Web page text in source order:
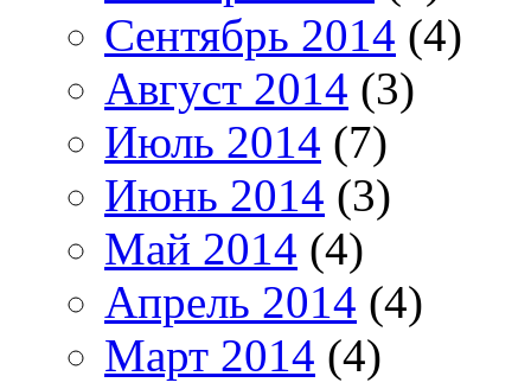
Сентябрь 2014 (4)
Август 2014 (3)
Июль 2014 (7)
Июнь 2014 (3)
Май 2014 (4)
Апрель 2014 (4)
Март 2014 (4)